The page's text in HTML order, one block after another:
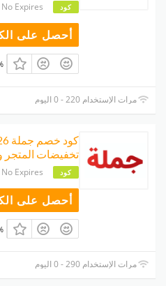
كود No Expires
أحصل على
مرات الإستخدام 220 - 0 اليوم
تخفيضات
كود No Expires
أحصل على
مرات الإستخدام 290 - 0 اليوم